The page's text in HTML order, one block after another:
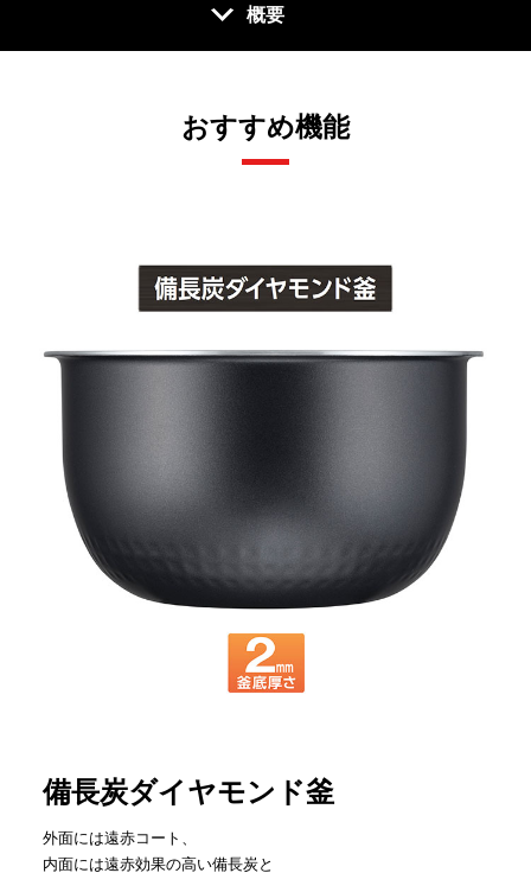
概要
おすすめ機能
備長炭ダイヤモンド釜
外面には遠赤コート、
内面には遠赤効果の高い備長炭と